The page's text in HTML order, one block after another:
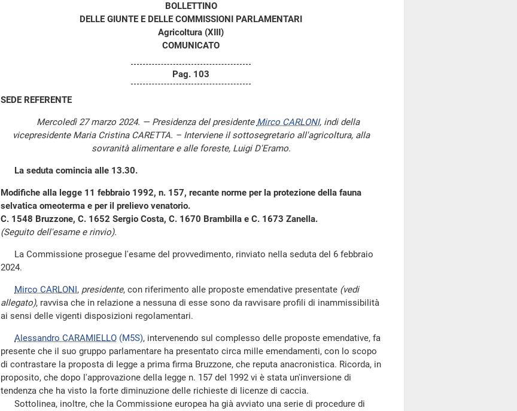
BOLLETTINO
DELLE GIUNTE E DELLE COMMISSIONI PARLAMENTARI
Agricoltura (XIII)
COMUNICATO
Pag. 103
SEDE REFERENTE
Mercoledì 27 marzo 2024. — Presidenza del presidente Mirco CARLONI, indi della
vicepresidente Maria Cristina CARETTA. – Interviene il sottosegretario all'agricoltura, alla
sovranità alimentare e alle foreste, Luigi D'Eramo.
La seduta comincia alle 13.30.
Modifiche alla legge 11 febbraio 1992, n. 157, recante norme per la protezione della fauna
selvatica omeoterma e per il prelievo venatorio.
C. 1548 Bruzzone, C. 1652 Sergio Costa, C. 1670 Brambilla e C. 1673 Zanella.
(Seguito dell'esame e rinvio).
La Commissione prosegue l'esame del provvedimento, rinviato nella seduta del 6 febbraio
2024.
Mirco CARLONI, presidente, con riferimento alle proposte emendative presentate (vedi
allegato), ravvisa che in relazione a nessuna di esse sono da ravvisare profili di inammissibilità
ai sensi delle vigenti disposizioni regolamentari.
Alessandro CARAMIELLO (M5S), intervenendo sul complesso delle proposte emendative, fa
presente che il suo gruppo parlamentare ha presentato circa mille emendamenti, con lo scopo
di contrastare la proposta di legge a prima firma Bruzzone, che reputa anacronistica. Ricorda, in
proposito, che dopo l'approvazione della legge n. 157 del 1992 vi è stata un'inversione di
tendenza che ha visto la forte diminuzione delle richieste di licenze di caccia.
Sottolinea, inoltre, che la Commissione europea ha già avviato una serie di procedure di